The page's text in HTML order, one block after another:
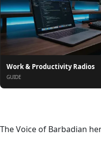
Work & Productivity Radios
GUIDE
The Voice of Barbadian